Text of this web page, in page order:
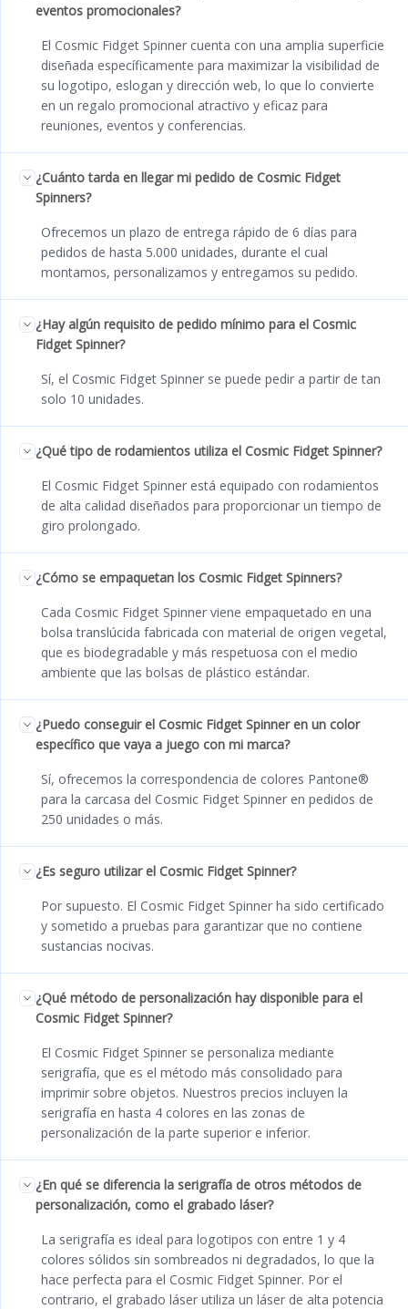
eventos promocionales?
El Cosmic Fidget Spinner cuenta con una amplia superficie
diseñada específicamente para maximizar la visibilidad de
su logotipo, eslogan y dirección web, lo que lo convierte
en un regalo promocional atractivo y eficaz para
reuniones, eventos y conferencias.
¿Cuánto tarda en llegar mi pedido de Cosmic Fidget
Spinners?
Ofrecemos un plazo de entrega rápido de 6 días para
pedidos de hasta 5.000 unidades, durante el cual
montamos, personalizamos y entregamos su pedido.
¿Hay algún requisito de pedido mínimo para el Cosmic
Fidget Spinner?
Sí, el Cosmic Fidget Spinner se puede pedir a partir de tan
solo 10 unidades.
¿Qué tipo de rodamientos utiliza el Cosmic Fidget Spinner?
El Cosmic Fidget Spinner está equipado con rodamientos
de alta calidad diseñados para proporcionar un tiempo de
giro prolongado.
¿Cómo se empaquetan los Cosmic Fidget Spinners?
Cada Cosmic Fidget Spinner viene empaquetado en una
bolsa translúcida fabricada con material de origen vegetal,
que es biodegradable y más respetuosa con el medio
ambiente que las bolsas de plástico estándar.
¿Puedo conseguir el Cosmic Fidget Spinner en un color
específico que vaya a juego con mi marca?
Sí, ofrecemos la correspondencia de colores Pantone®
para la carcasa del Cosmic Fidget Spinner en pedidos de
250 unidades o más.
¿Es seguro utilizar el Cosmic Fidget Spinner?
Por supuesto. El Cosmic Fidget Spinner ha sido certificado
y sometido a pruebas para garantizar que no contiene
sustancias nocivas.
¿Qué método de personalización hay disponible para el
Cosmic Fidget Spinner?
El Cosmic Fidget Spinner se personaliza mediante
serigrafía, que es el método más consolidado para
imprimir sobre objetos. Nuestros precios incluyen la
serigrafía en hasta 4 colores en las zonas de
personalización de la parte superior e inferior.
¿En qué se diferencia la serigrafía de otros métodos de
personalización, como el grabado láser?
La serigrafía es ideal para logotipos con entre 1 y 4
colores sólidos sin sombreados ni degradados, lo que la
hace perfecta para el Cosmic Fidget Spinner. Por el
contrario, el grabado láser utiliza un láser de alta potencia